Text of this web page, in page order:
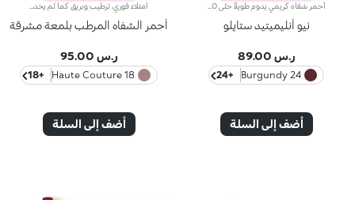
نيو أنليميتيد ستايلو
ر.س 89.00
24 Burgundy
+24
أضف إلى السلة
أحمر الشفاه المرطب بلمعة مشرقة
ر.س 95.00
18 Haute Couture
+18
أضف إلى السلة